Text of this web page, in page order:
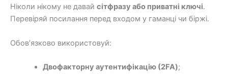
Ніколи нікому не давай сітфразу або приватні ключі.
Перевіряй посилання перед входом у гаманці чи біржі.
Обов’язково використовуй:
Двофакторну аутентифікацію (2FA);